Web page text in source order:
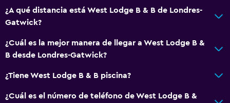
¿A qué distancia está West Lodge B & B de Londres-
Gatwick?
¿Cuál es la mejor manera de llegar a West Lodge B &
B desde Londres-Gatwick?
¿Tiene West Lodge B & B piscina?
¿Cuál es el número de teléfono de West Lodge B &